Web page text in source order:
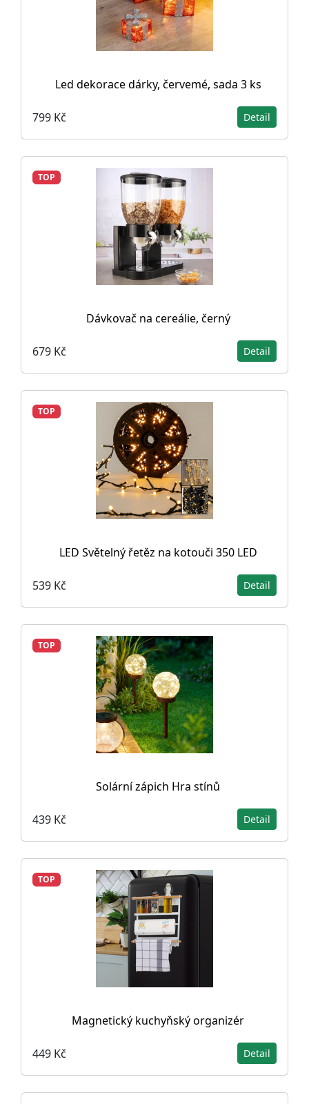
Led dekorace dárky, červemé, sada 3 ks
799 Kč Detail
TOP
Dávkovač na cereálie, černý
679 Kč Detail
TOP
LED Světelný řetěz na kotouči 350 LED
539 Kč Detail
TOP
Solární zápich Hra stínů
439 Kč Detail
TOP
Magnetický kuchyňský organizér
449 Kč Detail